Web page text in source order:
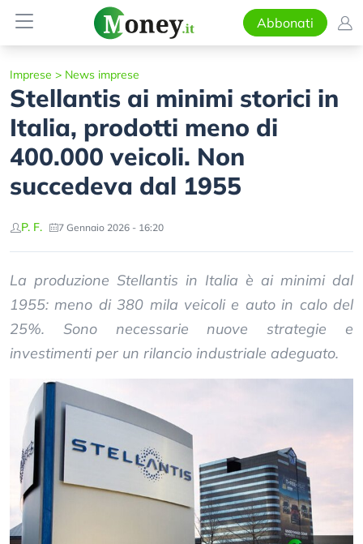
Abbonati
Imprese > News imprese
Stellantis ai minimi storici in
Italia, prodotti meno di
400.000 veicoli. Non
succedeva dal 1955
P. F. 7 Gennaio 2026 - 16:20
La produzione Stellantis in Italia è ai minimi dal
1955: meno di 380 mila veicoli e auto in calo del
25%. Sono necessarie nuove strategie e
investimenti per un rilancio industriale adeguato.